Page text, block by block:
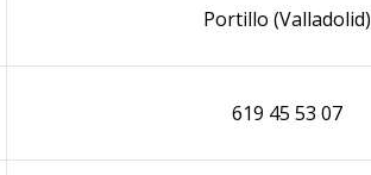
Portillo (Valladolid)
619 45 53 07